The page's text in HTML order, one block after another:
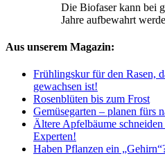
Die Biofaser kann bei
Jahre aufbewahrt
Aus unserem Magazin:
Frühlingskur für den Rasen,
gewachsen ist!
Rosenblüten bis zum Frost
Gemüsegarten – planen fürs
Ältere Apfelbäume
Experten!
Haben Pflanzen ein